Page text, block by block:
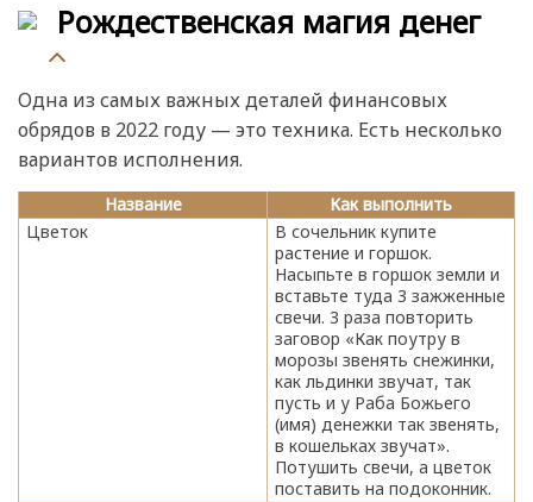
Рождественская магия денег
Одна из самых важных деталей финансовых
обрядов в 2022 году — это техника. Есть несколько
вариантов исполнения.
Название
Как выполнить
Цветок
В сочельник купите
растение и горшок.
Насыпьте в горшок земли и
вставьте туда 3 зажженные
свечи. 3 раза повторить
заговор «Как поутру в
морозы звенять снежинки,
как льдинки звучат, так
пусть и у Раба Божьего
(имя) денежки так звенять,
в кошельках звучат».
Потушить свечи, а цветок
поставить на подоконник.